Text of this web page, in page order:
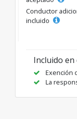
Conductor
incluido
Incluido en
Exención
La